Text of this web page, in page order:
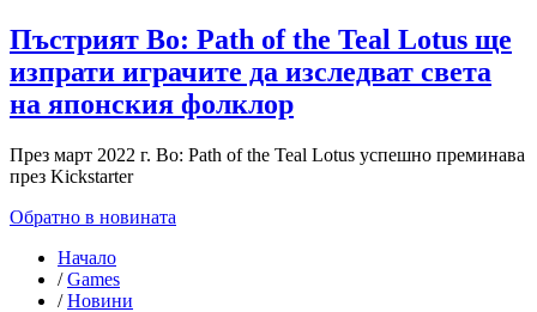
Пъстрият Bo: Path of the Teal Lotus ще
изпрати играчите да изследват света
на японския фолклор
През март 2022 г. Bo: Path of the Teal Lotus успешно преминава
през Kickstarter
Обратно в новината
Начало
/Games
/Новини